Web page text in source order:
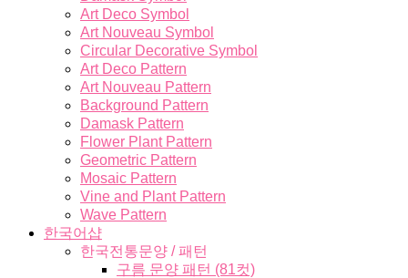
Art Deco Symbol
Art Nouveau Symbol
Circular Decorative Symbol
Art Deco Pattern
Art Nouveau Pattern
Background Pattern
Damask Pattern
Flower Plant Pattern
Geometric Pattern
Mosaic Pattern
Vine and Plant Pattern
Wave Pattern
한국어샵
한국전통문양 / 패턴
구름 문양 패턴 (81컷)